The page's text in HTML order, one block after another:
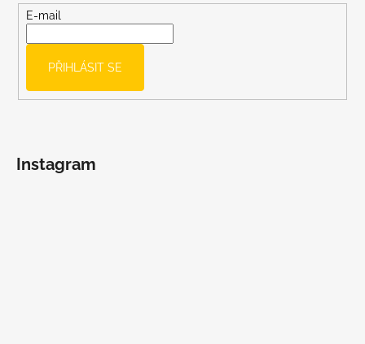
E-mail
PŘIHLÁSIT SE
Instagram